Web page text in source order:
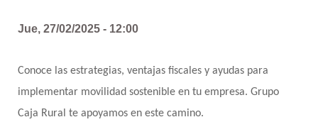
Jue, 27/02/2025 - 12:00
Conoce las estrategias, ventajas fiscales y ayudas para
implementar movilidad sostenible en tu empresa. Grupo
Caja Rural te apoyamos en este camino.